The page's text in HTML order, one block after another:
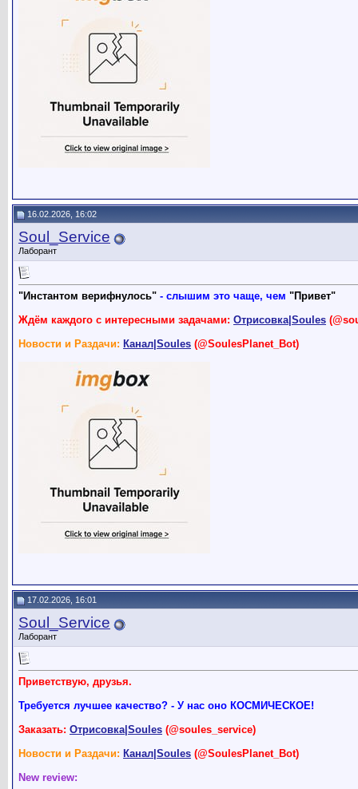
16.02.2026, 16:02
Soul_Service
Лаборант
"Инстантом верифнулось" - слышим это чаще, чем "Привет"
Ждём каждого с интересными задачами: Отрисовка|Soules
Новости и Раздачи: Канал|Soules (@SoulesPlanet_Bot)
17.02.2026, 16:01
Soul_Service
Лаборант
Приветствую, друзья.
Требуется лучшее качество? - У нас оно КОСМИЧЕСКОЕ!
Заказать: Отрисовка|Soules (@soules_service)
Новости и Раздачи: Канал|Soules (@SoulesPlanet_Bot)
New review: